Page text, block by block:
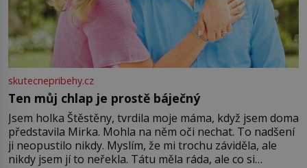
skutecnepribehy.cz
Ten můj chlap je prostě báječný
Jsem holka Štěstěny, tvrdila moje máma, když jsem doma
představila Mirka. Mohla na něm oči nechat. To nadšení
ji neopustilo nikdy. Myslím, že mi trochu záviděla, ale
nikdy jsem jí to neřekla. Tátu měla ráda, ale co si